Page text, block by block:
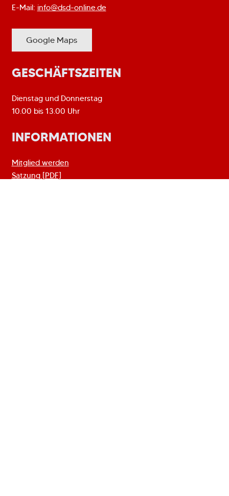
E-Mail: info@dsd-online.de
Google Maps
GESCHÄFTSZEITEN
Dienstag und Donnerstag
10.00 bis 13.00 Uhr
INFORMATIONEN
Mitglied werden
Satzung [PDF]